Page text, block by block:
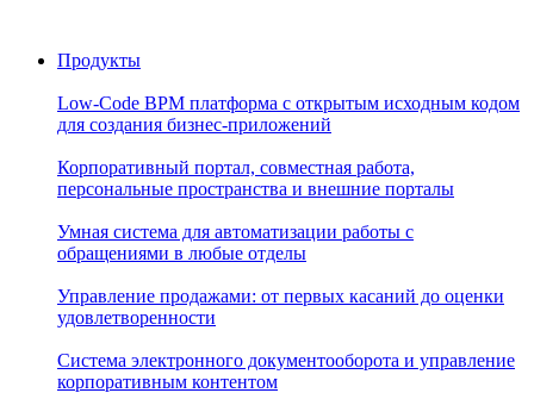
Продукты
Low-Code BPM платформа с открытым исходным кодом
для создания бизнес-приложений
Корпоративный портал, совместная работа,
персональные пространства и внешние порталы
Умная система для автоматизации работы с
обращениями в любые отделы
Управление продажами: от первых касаний до оценки
удовлетворенности
Система электронного документооборота и управление
корпоративным контентом